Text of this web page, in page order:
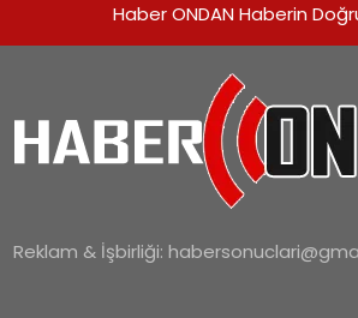
Haber ONDAN Haberin
Reklam & İşbirliği: